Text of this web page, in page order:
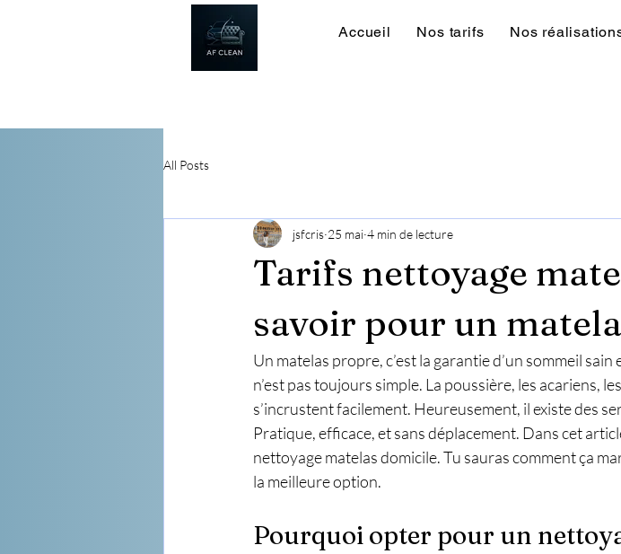
Accueil Nos tarifs Nos
All Posts
Tarifs nettoyage
savoir pour un
jsfcris 25 mai 4 min de lecture
Un matelas propre, c’est la garantie d’un sommeil
n’est pas toujours simple. La poussière, les acariens,
s’incrustent facilement. Heureusement, il existe des
Pratique, efficace, et sans déplacement. Dans cet
nettoyage matelas domicile. Tu sauras comment ça
la meilleure option.
Pourquoi opter pour un